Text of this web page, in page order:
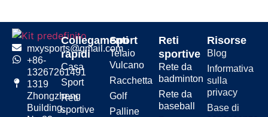
mxysports@gmail.com
+86-
13267261491
1319
Zhongzheng
Building,
Collegamenti
rapidi
Casa
Sport
Reti
sportive
Sport
Telaio
Vulcano
Racchetta
Golf
Palline
Reti
sportive
Rete da
badminton
Rete da
baseball
Risorse
Blog
Informativa
sulla
privacy
Base di